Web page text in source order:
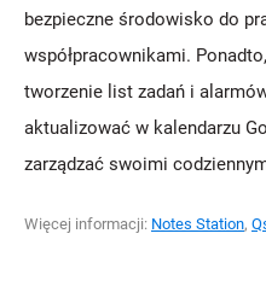
bezpieczne środowisko do
współpracownikami.
tworzenie list zadań i
aktualizować w kalendarzu
zarządzać swoimi
Więcej informacji: Notes Station,